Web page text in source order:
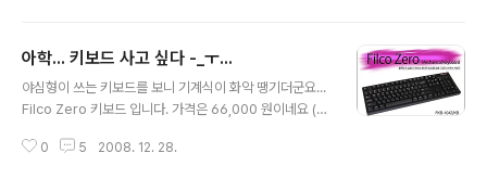
[이미지출처] http://www.gmarket.co.kr/challenge/
neo_goods/goods.asp?goodscode=15580281
2 지를까... 흠흠...
아학... 키보드 사고 싶다 -_ㅜ...
야심형이 쓰는 키보드를 보니 기계식이 화악 땡기더군요...
Filco Zero 키보드 입니다. 가격은 66,000 원이네요 (제
치라는... [이미지 출처] http://iomania.co.kr/ 이건 Filc
0 5 2008. 12. 28.